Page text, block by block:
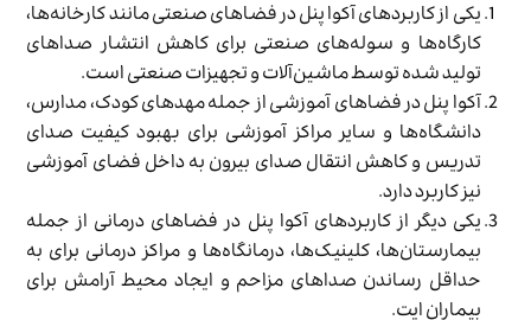
یکی از کاربردهای آکوا پنل در فضاهای صنعتی مانند کارخانه‌ها،
کارگاه‌ها و سوله‌های صنعتی برای کاهش انتشار صداهای
تولید شده توسط ماشین‌آلات و تجهیزات صنعتی است.
آکوا پنل در فضاهای آموزشی از جمله مهدهای کودک، مدارس،
دانشگاه‌ها و سایر مراکز آموزشی برای بهبود کیفیت صدای
تدریس و کاهش انتقال صدای بیرون به داخل فضای آموزشی
نیز کاربرد دارد.
یکی دیگر از کاربردهای آکوا پنل در فضاهای درمانی از جمله
بیمارستان‌ها، کلینیک‌ها، درمانگاه‌ها و مراکز درمانی برای به
حداقل رساندن صداهای مزاحم و ایجاد محیط آرامش برای
بیماران ایت.